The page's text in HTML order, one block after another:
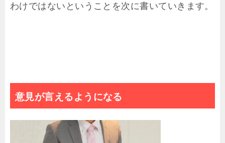
わけではないということを次に書いていきます。
意見が言えるようになる